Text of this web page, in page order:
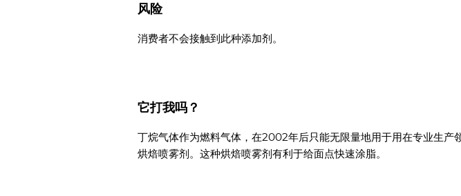
风险
消费者不会接触到此种添加剂。
它打我吗？
丁烷气体作为燃料气体，在2002年后只能无限量地用于用在专业生产
烘焙喷雾剂。这种烘焙喷雾剂有利于给面点快速涂脂。